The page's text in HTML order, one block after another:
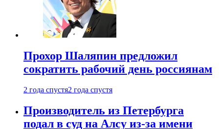
Прохор Шаляпин предложил
сократить рабочий день россиянам
2 года спустя2 года спустя
Производитель из Петербурга
подал в суд на Алсу из-за имени